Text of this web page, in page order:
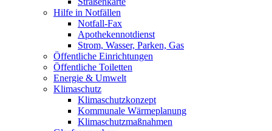
Hilfe in Notfällen
Notfall-Fax
Apothekennotdienst
Strom, Wasser, Parken, Gas
Öffentliche Einrichtungen
Öffentliche Toiletten
Energie & Umwelt
Klimaschutz
Klimaschutzkonzept
Kommunale Wärmeplanung
Klimaschutzmaßnahmen